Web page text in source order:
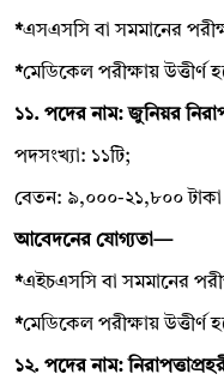
*এসএসসি বা সমমানের
*মেডিকেল পরীক্ষায় উত্তীর্ণ
১১. পদের নাম: জুনিয়র
পদসংখ্যা: ১১টি;
বেতন: ৯,০০০-২১,৮০০ টাকা
আবেদনের যোগ্যতা—
*এইচএসসি বা সমমানের
*মেডিকেল পরীক্ষায় উত্তীর্ণ
১২. পদের নাম: